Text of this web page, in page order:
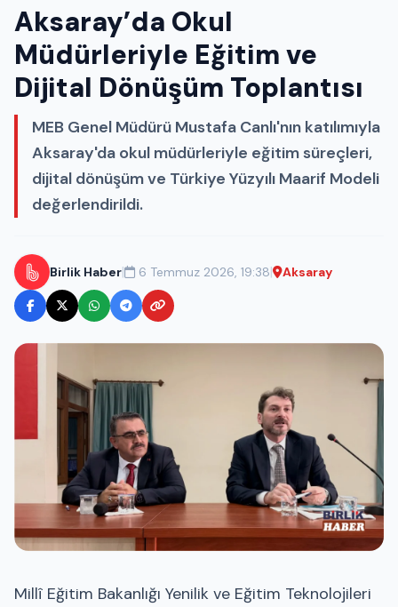
Aksaray’da Okul
Müdürleriyle Eğitim ve
Dijital Dönüşüm Toplantısı
MEB Genel Müdürü Mustafa Canlı'nın katılımıyla
Aksaray'da okul müdürleriyle eğitim süreçleri,
dijital dönüşüm ve Türkiye Yüzyılı Maarif Modeli
değerlendirildi.
Birlik Haber| 6 Temmuz 2026, 19:38| Aksaray
Millî Eğitim Bakanlığı Yenilik ve Eğitim Teknolojileri